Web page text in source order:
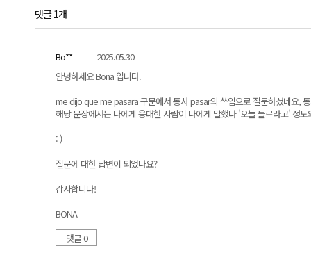
댓글 1개
Bo**
2025.05.30
안녕하세요 Bona 입니다.
me dijo que me pasara 구문에서 동사 pasar의 쓰임으로 질문하셨네요,
해당 문장에서는 나에게 응대한 사람이 나에게 말했다 '오늘 들르라고' 정
: )
질문에 대한 답변이 되었나요?
감사합니다!
BONA
댓글 0